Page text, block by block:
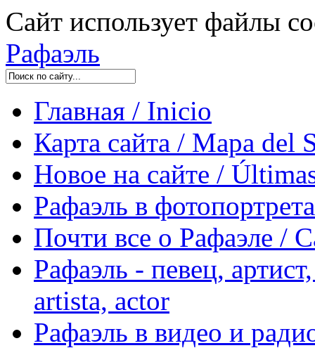
Сайт использует файлы
Рафаэль
Главная / Inicio
Карта сайта / Mapa del
Новое на сайте /
Рафаэль в
Почти все о Рафаэле /
Рафаэль - певец,
artista, actor
Рафаэль в видео и